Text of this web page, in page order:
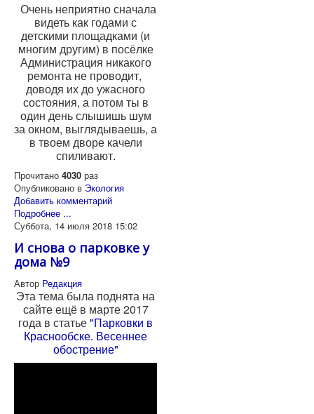
Очень неприятно сначала
видеть как годами с
детскими площадками (и
многим другим) в посёлке
Администрация никакого
ремонта не проводит,
доводя их до ужасного
состояния, а потом ты в
один день слышишь шум
за окном, выглядываешь, а
в твоем дворе качели
спиливают.
Прочитано 4030 раз
Опубликовано в Экология
Добавить комментарий
Подробнее ...
Суббота, 14 июля 2018 15:02
И снова о парковке у
дома №9
Автор Редакция
Эта тема была поднята на
сайте ещё в марте 2017
года в статье"Парковки в
Краснообске. Весеннее
обострение"